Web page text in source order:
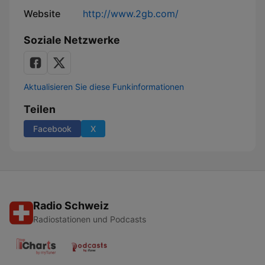
Website http://www.2gb.com/
Soziale Netzwerke
Aktualisieren Sie diese Funkinformationen
Teilen
Facebook X
Radio Schweiz
Radiostationen und Podcasts